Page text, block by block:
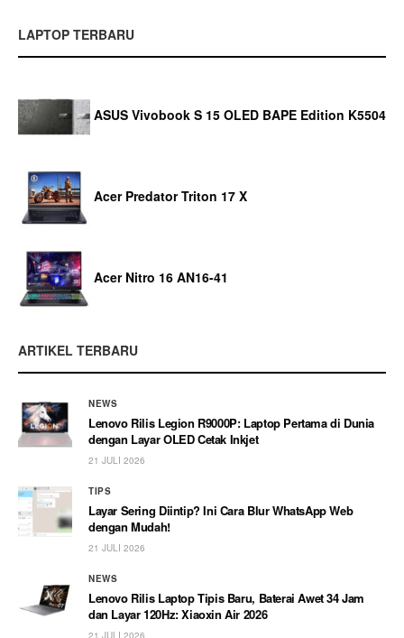
LAPTOP TERBARU
ASUS Vivobook S 15 OLED BAPE Edition K5504
Acer Predator Triton 17 X
Acer Nitro 16 AN16-41
ARTIKEL TERBARU
NEWS
Lenovo Rilis Legion R9000P: Laptop Pertama di Dunia
dengan Layar OLED Cetak Inkjet
21 JULI 2026
TIPS
Layar Sering Diintip? Ini Cara Blur WhatsApp Web
dengan Mudah!
21 JULI 2026
NEWS
Lenovo Rilis Laptop Tipis Baru, Baterai Awet 34 Jam
dan Layar 120Hz: Xiaoxin Air 2026
21 JULI 2026